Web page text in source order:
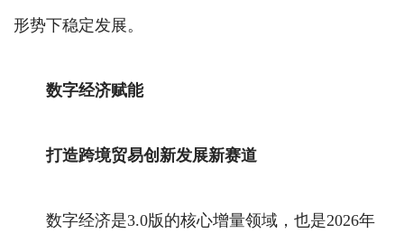
形势下稳定发展。
数字经济赋能
打造跨境贸易创新发展新赛道
数字经济是3.0版的核心增量领域，也是2026年